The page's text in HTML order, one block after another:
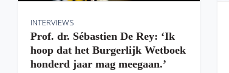
INTERVIEWS
Prof. dr. Sébastien De Rey: ‘Ik
hoop dat het Burgerlijk Wetboek
honderd jaar mag meegaan.’